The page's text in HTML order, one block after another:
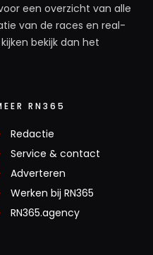
een overzicht van alle
van de races en real-
bekijk dan het
RN365
Redactie
Service & contact
Adverteren
Werken bij RN365
RN365.agency